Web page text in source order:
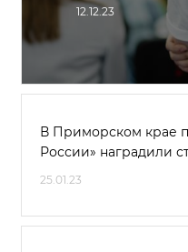
12.12.23
В Приморском крае
России» наградили
25.01.23